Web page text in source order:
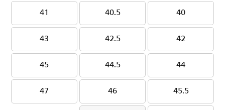
40
40
40.5
40.5
41
41
42
42
42.5
42.5
43
43
44
44
44.5
44.5
45
45
45.5
45.5
46
46
47
47